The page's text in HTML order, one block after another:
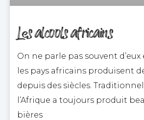
Les alcools africains
On ne parle pas souvent
les pays africains produisent
depuis des siècles.
l’Afrique a toujours produit
bières